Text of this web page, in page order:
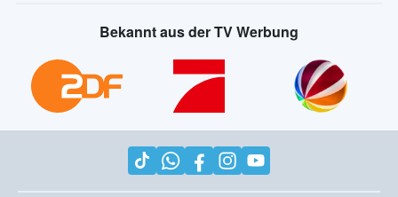
Bekannt aus der TV Werbung